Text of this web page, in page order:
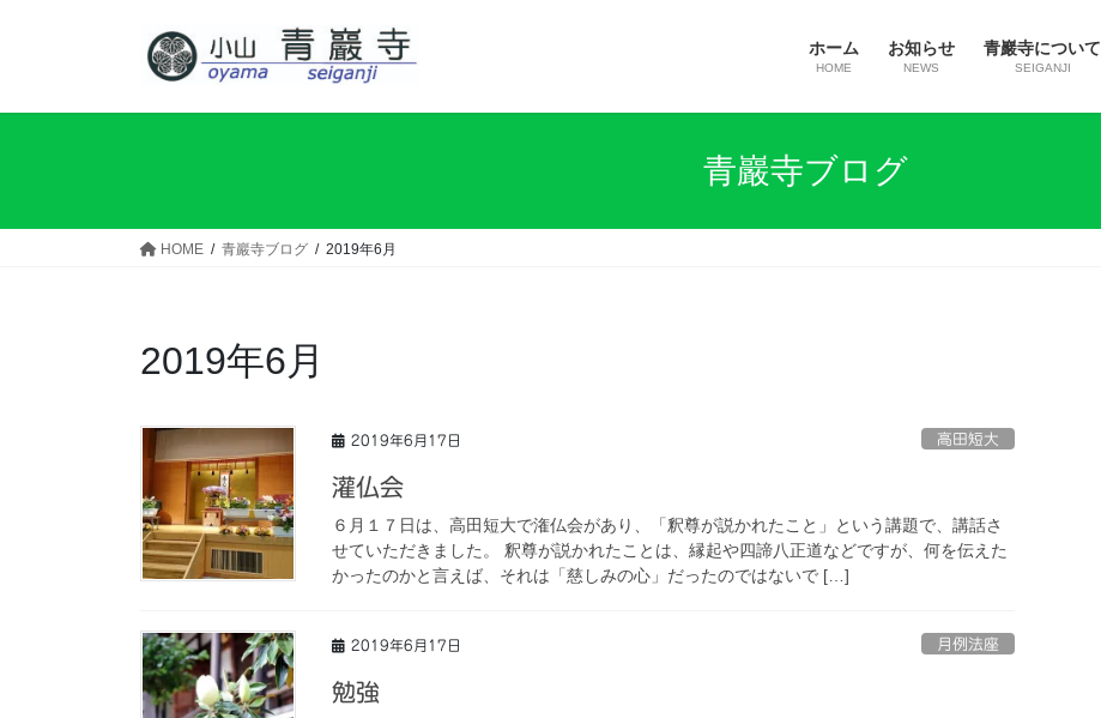
ホーム
HOME
お知らせ
NEWS
青巖寺について
SEIGANJI
青巖寺ブログ
HOME 青巖寺ブログ 2019年6月
2019年6月
2019年6月17日 高田短大
灌仏会
６月１７日は、高田短大で潅仏会があり、「釈尊が説かれたこと」という講題で、講話さ
せていただきました。 釈尊が説かれたことは、縁起や四諦八正道などですが、何を伝えた
かったのかと言えば、それは「慈しみの心」だったのではないで […]
2019年6月17日 月例法座
勉強